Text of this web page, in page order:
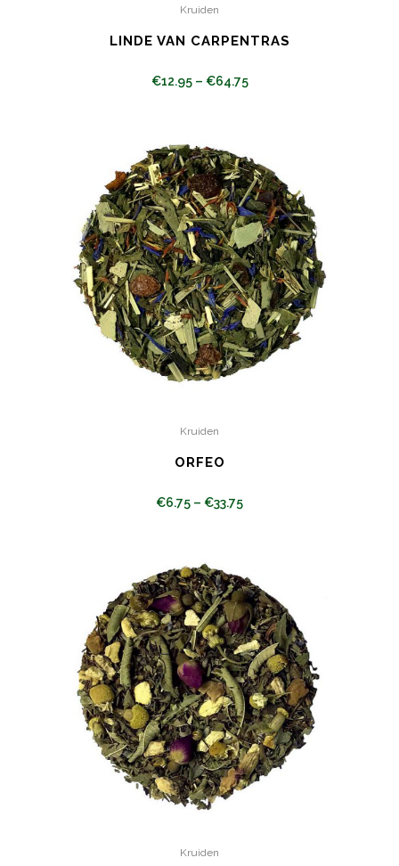
Kruiden
LINDE VAN CARPENTRAS
€12.95– €64.75
Kruiden
ORFEO
€6.75 – €33.75
Kruiden